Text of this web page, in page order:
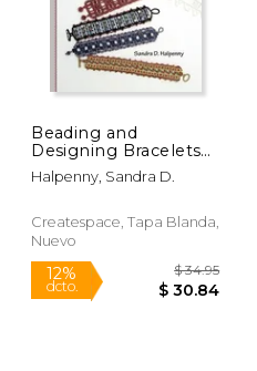
Beading and
Designing Bracelets
(en Inglés)
Halpenny, Sandra D.
Createspace, Tapa Blanda,
Nuevo